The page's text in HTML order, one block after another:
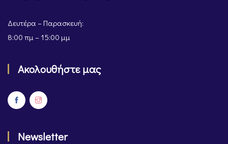
Δευτέρα – Παρασκευή:
8:00 πμ – 15:00 μμ
Ακολουθήστε μας
Newsletter